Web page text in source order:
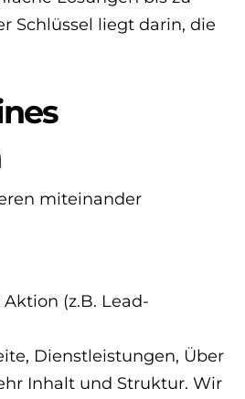
Schlüssel liegt darin, die
miteinander
(z.B. Lead-
Dienstleistungen, Über
Inhalt und Struktur. Wir